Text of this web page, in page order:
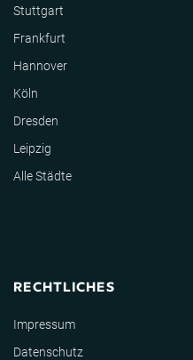
Stuttgart
Frankfurt
Hannover
Köln
Dresden
Leipzig
Alle Städte
RECHTLICHES
Impressum
Datenschutz